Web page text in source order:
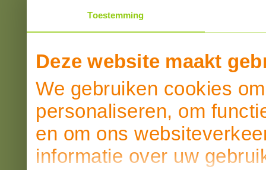
Toestemming
Deze website maakt
We gebruiken cookies
personaliseren, om
en om ons
informatie over uw